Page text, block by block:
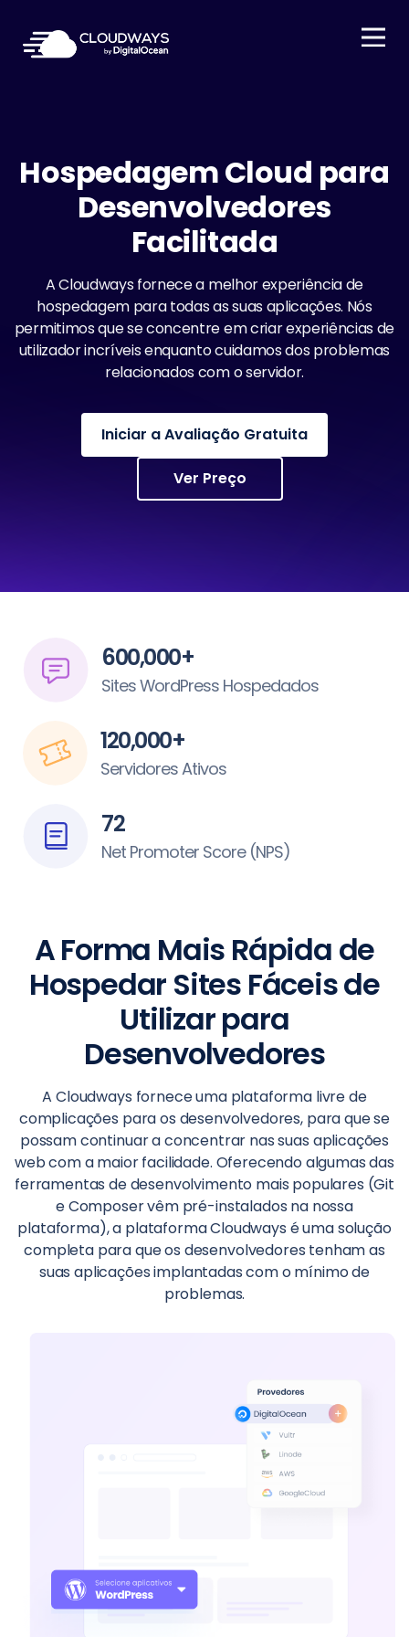
Open Nav
Hospedagem Cloud para
Desenvolvedores
Facilitada
A Cloudways fornece a melhor experiência de
hospedagem para todas as suas aplicações. Nós
permitimos que se concentre em criar experiências de
utilizador incríveis enquanto cuidamos dos problemas
relacionados com o servidor.
Iniciar a Avaliação Gratuita
Ver Preço
600,000+
Sites WordPress Hospedados
120,000+
Servidores Ativos
72
Net Promoter Score (NPS)
A Forma Mais Rápida de
Hospedar Sites Fáceis de
Utilizar para
Desenvolvedores
A Cloudways fornece uma plataforma livre de
complicações para os desenvolvedores, para que se
possam continuar a concentrar nas suas aplicações
web com a maior facilidade. Oferecendo algumas das
ferramentas de desenvolvimento mais populares (Git
e Composer vêm pré-instalados na nossa
plataforma), a plataforma Cloudways é uma solução
completa para que os desenvolvedores tenham as
suas aplicações implantadas com o mínimo de
problemas.